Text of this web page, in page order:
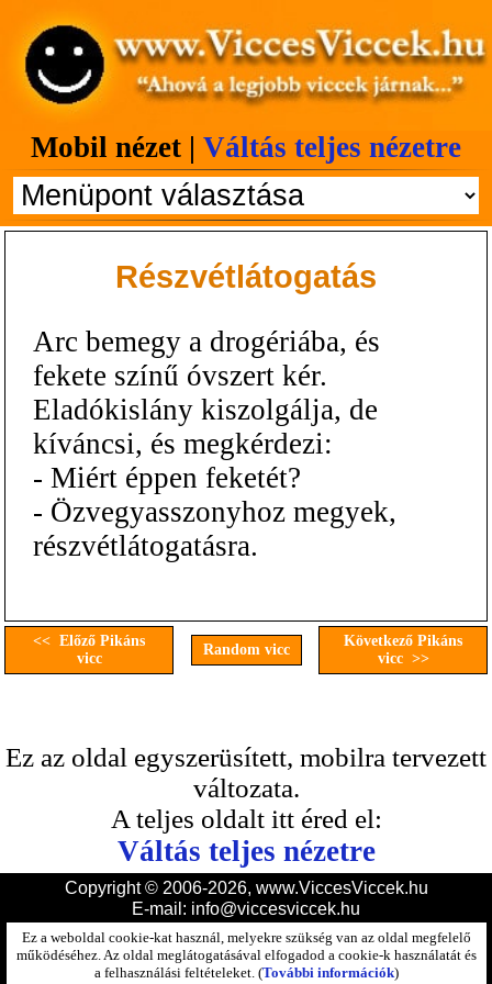
Mobil nézet | Váltás teljes nézetre
Részvétlátogatás
Arc bemegy a drogériába, és
fekete színű óvszert kér.
Eladókislány kiszolgálja, de
kíváncsi, és megkérdezi:
- Miért éppen feketét?
- Özvegyasszonyhoz megyek,
részvétlátogatásra.
<< Előző Pikáns
vicc
Random vicc
Következő Pikáns
vicc >>
Ez az oldal egyszerüsített, mobilra tervezett
változata.
A teljes oldalt itt éred el:
Váltás teljes nézetre
Copyright © 2006-2026, www.ViccesViccek.hu
E-mail: info@viccesviccek.hu
Ez a weboldal cookie-kat használ, melyekre szükség van az oldal megfelelő
működéséhez. Az oldal meglátogatásával elfogadod a cookie-k használatát és
a felhasználási feltételeket. (További információk)